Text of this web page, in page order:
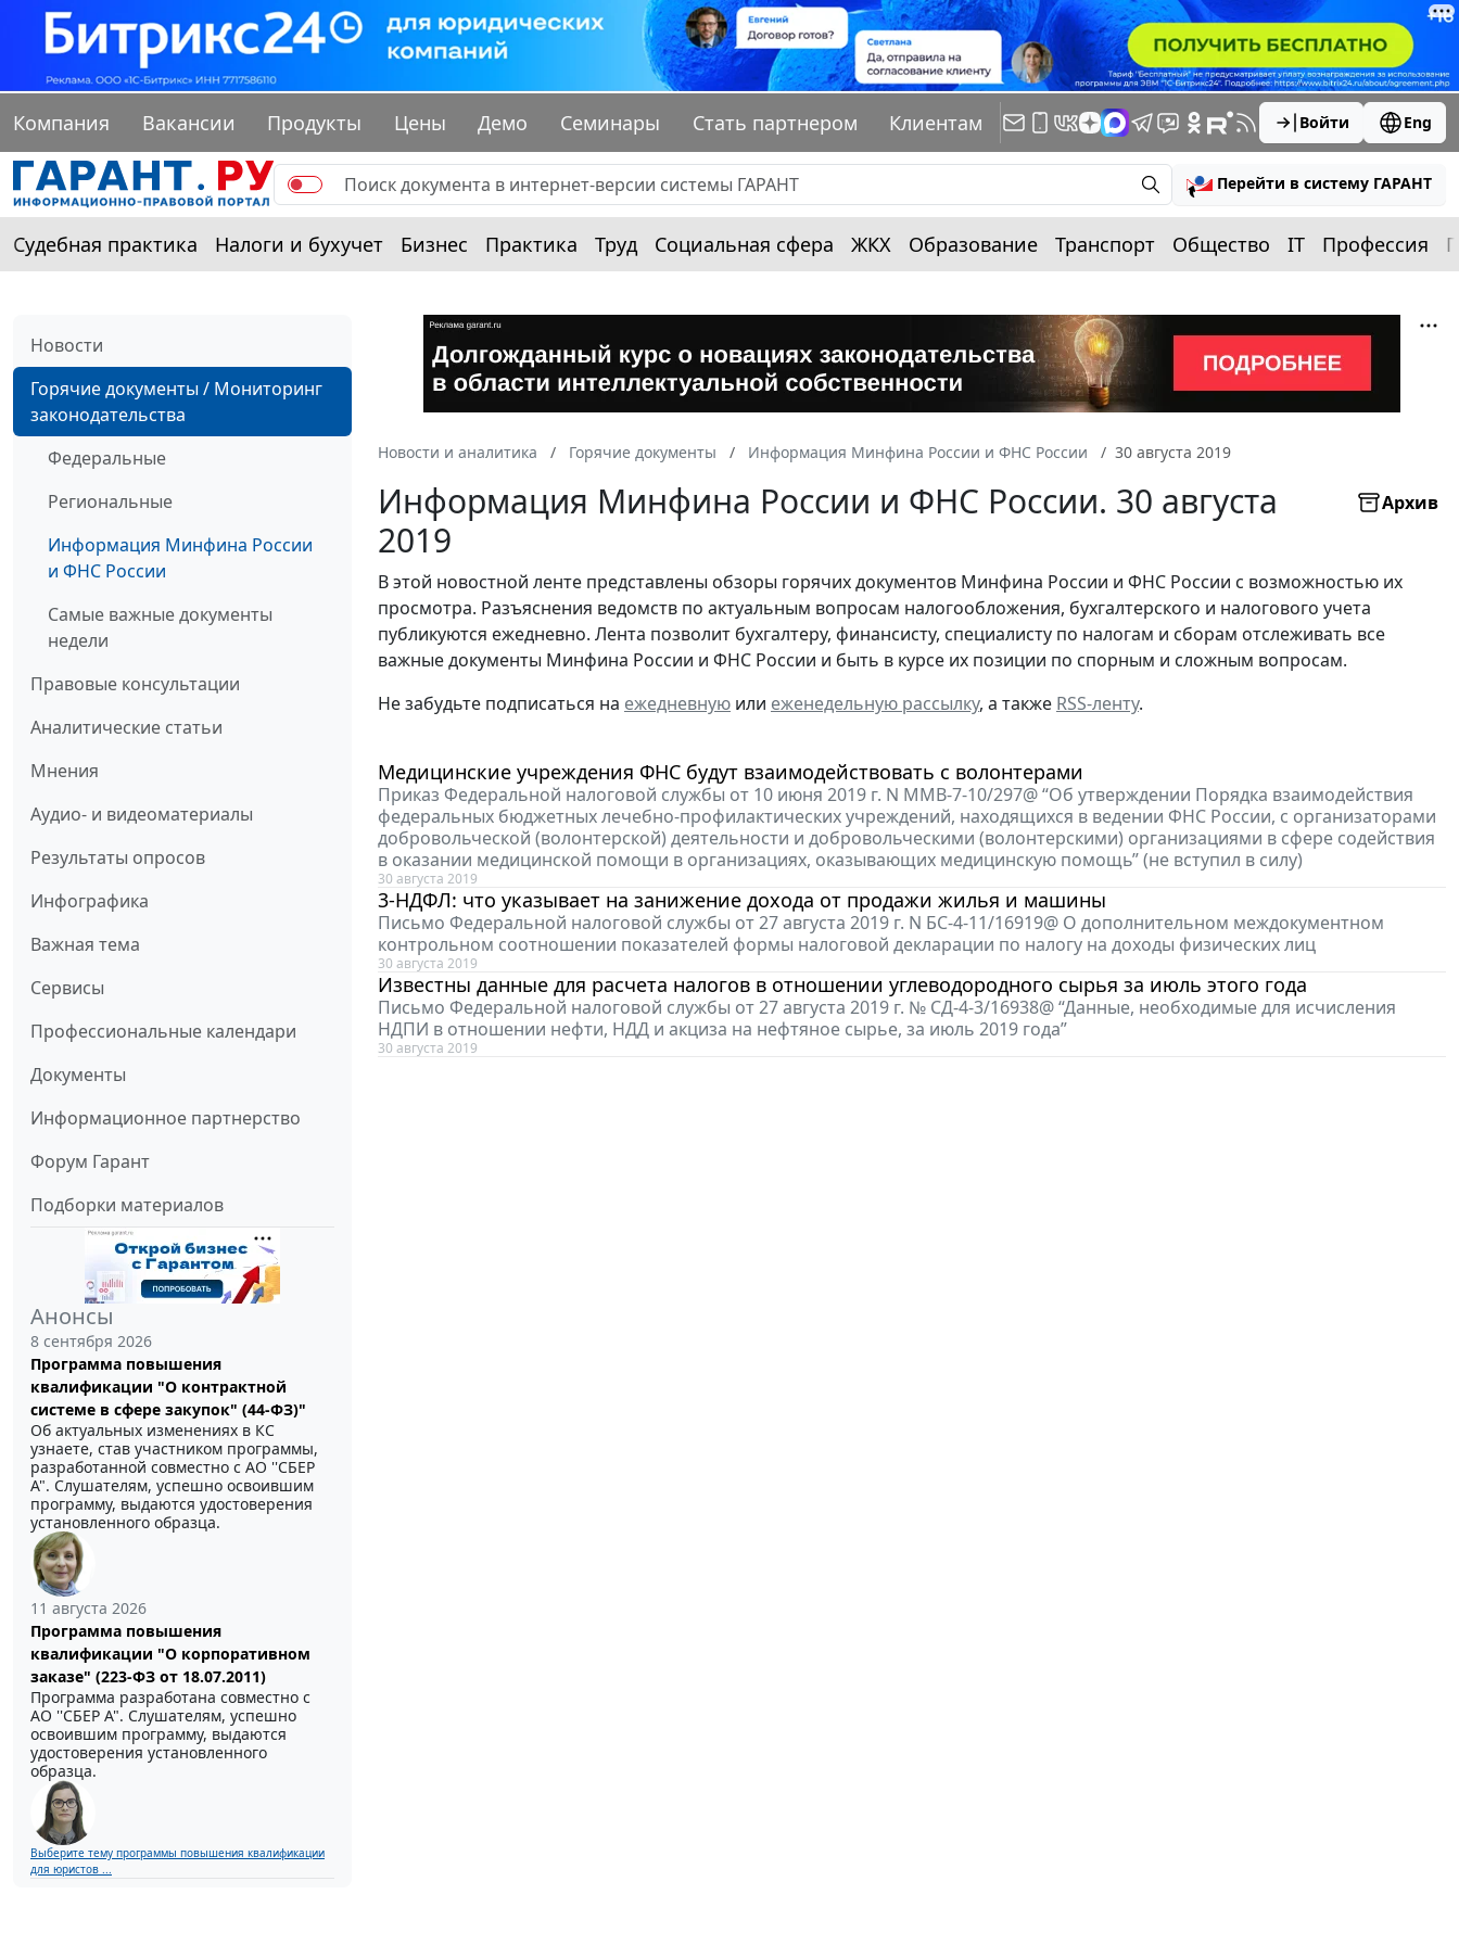
Компания Вакансии Продукты Цены Демо Семинары Стать партнером Клиентам Войти Eng
Перейти в систему ГАРАНТ
Судебная практика Налоги и бухучет Бизнес Практика Труд Социальная сфера ЖКХ Образование Транспорт Общество IT Профессия
Новости
Горячие документы / Мониторинг
законодательства
Федеральные
Региональные
Информация Минфина России
и ФНС России
Самые важные документы
недели
Правовые консультации
Аналитические статьи
Мнения
Аудио- и видеоматериалы
Результаты опросов
Инфографика
Важная тема
Сервисы
Профессиональные календари
Документы
Информационное партнерство
Форум Гарант
Подборки материалов
Анонсы
8 сентября 2026
Программа повышения
квалификации "О контрактной
системе в сфере закупок" (44-ФЗ)"
Об актуальных изменениях в КС
узнаете, став участником программы,
разработанной совместно с АО ''СБЕР
А". Слушателям, успешно освоившим
программу, выдаются удостоверения
установленного образца.
11 августа 2026
Программа повышения
квалификации "О корпоративном
заказе" (223-ФЗ от 18.07.2011)
Программа разработана совместно с
АО ''СБЕР А". Слушателям, успешно
освоившим программу, выдаются
удостоверения установленного
образца.
Выберите тему программы повышения квалификации
для юристов ...
Новости и аналитика Горячие документы Информация Минфина России и ФНС России 30 августа 2019
Информация Минфина России и ФНС России. 30 августа
2019
Архив
В этой новостной ленте представлены обзоры горячих документов Минфина России и ФНС России с возможностью их
просмотра. Разъяснения ведомств по актуальным вопросам налогообложения, бухгалтерского и налогового учета
публикуются ежедневно. Лента позволит бухгалтеру, финансисту, специалисту по налогам и сборам отслеживать все
важные документы Минфина России и ФНС России и быть в курсе их позиции по спорным и сложным вопросам.
Не забудьте подписаться на ежедневную или еженедельную рассылку, а также RSS-ленту.
Медицинские учреждения ФНС будут взаимодействовать с волонтерами
Приказ Федеральной налоговой службы от 10 июня 2019 г. N ММВ-7-10/297@ “Об утверждении Порядка взаимодействия
федеральных бюджетных лечебно-профилактических учреждений, находящихся в ведении ФНС России, с организаторами
добровольческой (волонтерской) деятельности и добровольческими (волонтерскими) организациями в сфере содействия
в оказании медицинской помощи в организациях, оказывающих медицинскую помощь” (не вступил в силу)
30 августа 2019
3-НДФЛ: что указывает на занижение дохода от продажи жилья и машины
Письмо Федеральной налоговой службы от 27 августа 2019 г. N БС-4-11/16919@ О дополнительном междокументном
контрольном соотношении показателей формы налоговой декларации по налогу на доходы физических лиц
30 августа 2019
Известны данные для расчета налогов в отношении углеводородного сырья за июль этого года
Письмо Федеральной налоговой службы от 27 августа 2019 г. № СД-4-3/16938@ “Данные, необходимые для исчисления
НДПИ в отношении нефти, НДД и акциза на нефтяное сырье, за июль 2019 года”
30 августа 2019